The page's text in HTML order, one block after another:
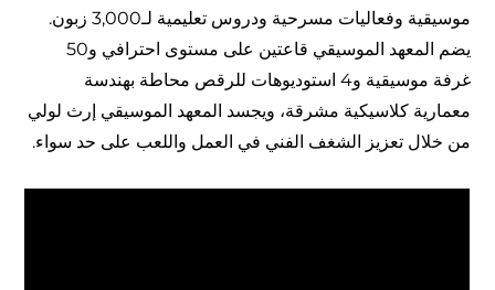
موسيقية وفعاليات مسرحية ودروس تعليمية لـ3,000 زبون.
يضم المعهد الموسيقي قاعتين على مستوى احترافي و50
غرفة موسيقية و4 استوديوهات للرقص محاطة بهندسة
معمارية كلاسيكية مشرقة، ويجسد المعهد الموسيقي إرث لولي
من خلال تعزيز الشغف الفني في العمل واللعب على حد سواء.